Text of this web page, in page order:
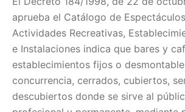
aprueba el Catálogo de
Actividades Recreativas,
e Instalaciones indica que bares y
establecimientos fijos o
concurrencia, cerrados, cubiertos,
descubiertos donde se sirve al